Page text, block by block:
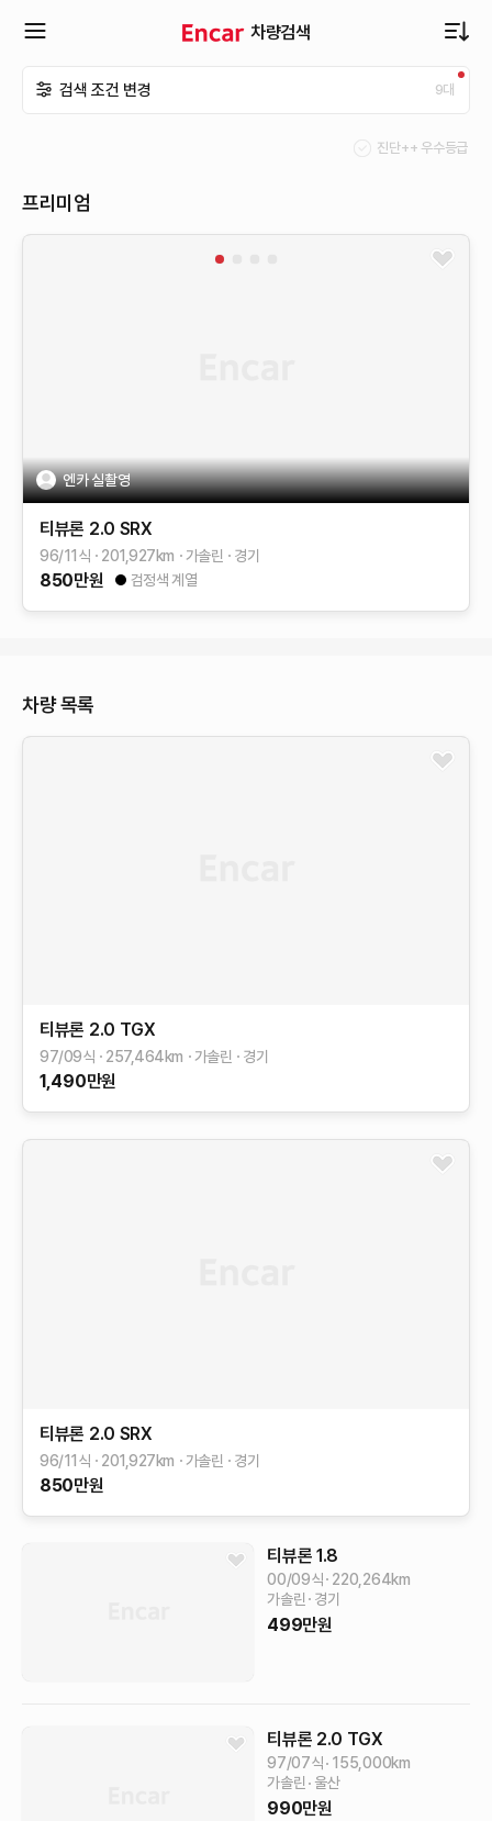
차량검색
뉴
검색 조건 변경 9대
진단++ 우수등급
프리미엄
엔카 실촬영
티뷰론 2.0 SRX
96/11식 201,927km 가솔린 경기
850만원 검정색 계열
차량 목록
티뷰론 2.0 TGX
97/09식 257,464km 가솔린 경기
1,490만원
티뷰론 2.0 SRX
96/11식 201,927km 가솔린 경기
850만원
티뷰론 1.8
00/09식 220,264km
가솔린
경기
499만원
티뷰론 2.0 TGX
97/07식 155,000km
가솔린
울산
990만원